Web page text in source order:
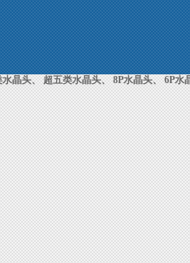
水晶头、超五类水晶头、8P水晶头、6P水